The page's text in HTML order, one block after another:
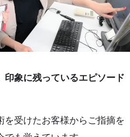
印象に残っているエピソード
を受けたお客様からご指摘を